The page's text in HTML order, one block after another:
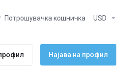
Потрошувачка кошничка USD
Најава на профил